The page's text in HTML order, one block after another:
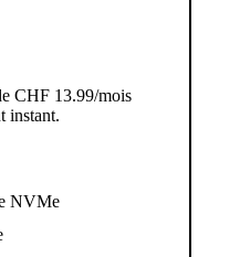
CHF 13.99/mois
instant.
NVMe